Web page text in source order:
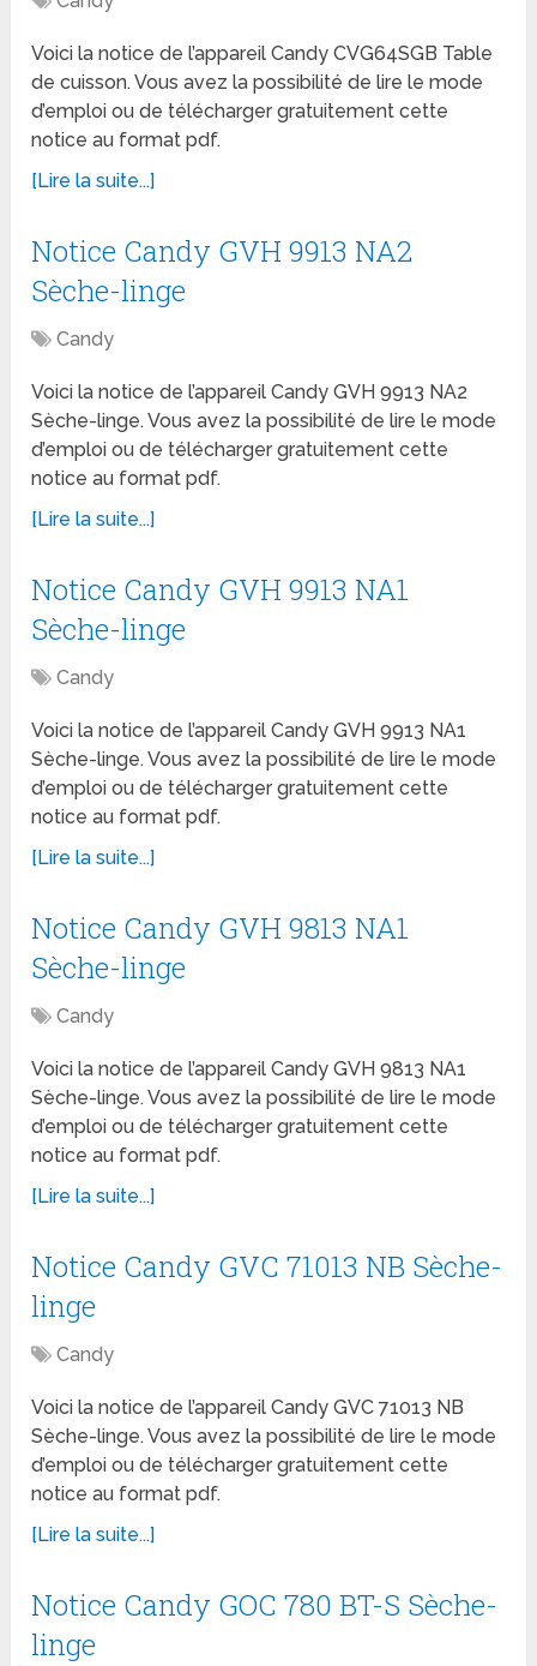
Voici la notice de l’appareil Candy CVG64SGB Table
de cuisson. Vous avez la possibilité de lire le mode
d’emploi ou de télécharger gratuitement cette
notice au format pdf.
[Lire la suite...]
Notice Candy GVH 9913 NA2
Sèche-linge
Candy
Voici la notice de l’appareil Candy GVH 9913 NA2
Sèche-linge. Vous avez la possibilité de lire le mode
d’emploi ou de télécharger gratuitement cette
notice au format pdf.
[Lire la suite...]
Notice Candy GVH 9913 NA1
Sèche-linge
Candy
Voici la notice de l’appareil Candy GVH 9913 NA1
Sèche-linge. Vous avez la possibilité de lire le mode
d’emploi ou de télécharger gratuitement cette
notice au format pdf.
[Lire la suite...]
Notice Candy GVH 9813 NA1
Sèche-linge
Candy
Voici la notice de l’appareil Candy GVH 9813 NA1
Sèche-linge. Vous avez la possibilité de lire le mode
d’emploi ou de télécharger gratuitement cette
notice au format pdf.
[Lire la suite...]
Notice Candy GVC 71013 NB Sèche-
linge
Candy
Voici la notice de l’appareil Candy GVC 71013 NB
Sèche-linge. Vous avez la possibilité de lire le mode
d’emploi ou de télécharger gratuitement cette
notice au format pdf.
[Lire la suite...]
Notice Candy GOC 780 BT-S Sèche-
linge